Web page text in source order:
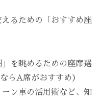
るための「おすすめ座
を眺めるための座席選
らA席がおすすめ）
ン車の活用術など、知